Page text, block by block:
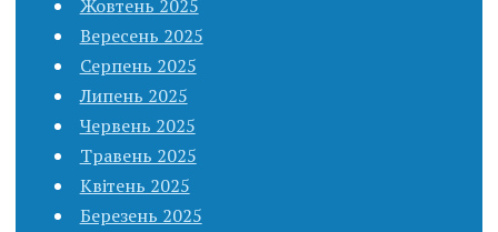
Жовтень 2025
Вересень 2025
Серпень 2025
Липень 2025
Червень 2025
Травень 2025
Квітень 2025
Березень 2025